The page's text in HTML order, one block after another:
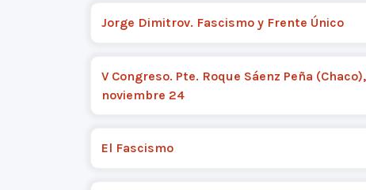
Jorge Dimitrov. Fascismo y Frente Único
V Congreso. Pte. Roque Sáenz Peña (Chaco),
noviembre 24
El Fascismo